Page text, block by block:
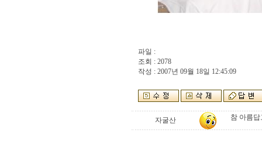
파일 :
조회 : 2078
작성 : 2007년 09월 18일 12:45:09
자굴산 참 아름